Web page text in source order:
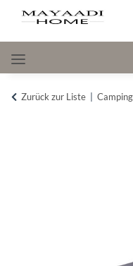
Zurück zur Liste Camping